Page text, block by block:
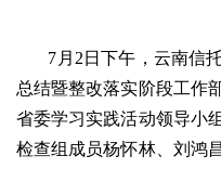
7月2日下午，云南信
总结暨整改落实阶段工作
省委学习实践活动领导小
检查组成员杨怀林、刘鸿